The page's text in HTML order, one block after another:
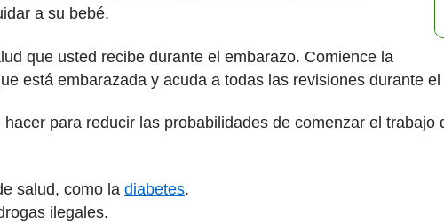
a su bebé.
que usted recibe durante el embarazo. Comience la
está embarazada y acuda a todas las revisiones durante
para reducir las probabilidades de comenzar el trabajo
salud, como la diabetes.
ilegales.